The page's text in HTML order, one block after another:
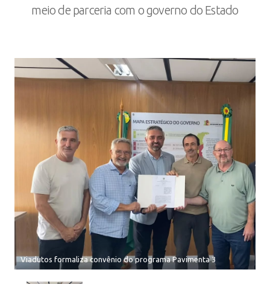
meio de parceria com o governo do Estado
Viadutos formaliza convênio do programa Pavimenta 3